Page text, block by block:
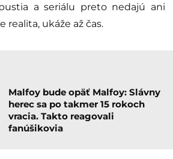
a seriálu preto nedajú ani
realita, ukáže až čas.
Malfoy bude opäť Malfoy: Slávny
herec sa po takmer 15 rokoch
vracia. Takto reagovali
fanúšikovia